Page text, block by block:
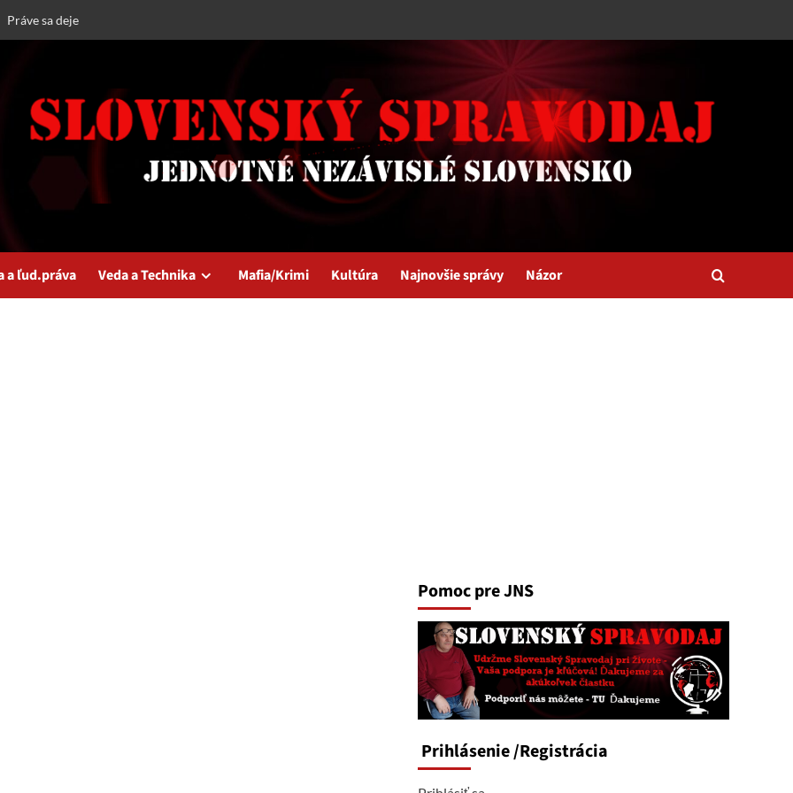
Práve sa deje
a ľud.práva Veda a Technika Mafia/Krimi Kultúra Najnovšie správy Názor
Pomoc pre JNS
Prihlásenie/Registrácia